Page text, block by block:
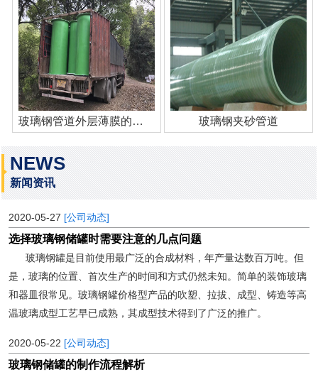
玻璃钢管道外层薄膜的作用 玻璃钢夹砂管道
NEWS
新闻资讯
2020-05-27 [公司动态]
选择玻璃钢储罐时需要注意的几点问题
玻璃钢罐是目前使用最广泛的合成材料，年产量达数百万吨。但
是，玻璃的位置、首次生产的时间和方式仍然未知。简单的装饰玻璃
和器皿很常见。玻璃钢罐价格型产品的吹塑、拉拔、成型、铸造等高
温玻璃成型工艺早已成熟，其成型技术得到了广泛的推广。
2020-05-22 [公司动态]
玻璃钢储罐的制作流程解析